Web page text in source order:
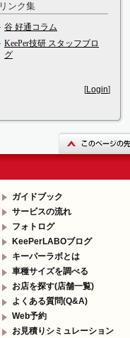
リンク集
谷 好通コラム
KeePer技研 スタッフブロ
グ
[Login]
ガイドブック
サービスの流れ
フォトログ
KeePerLABOブログ
キーパーラボとは
車種サイズを調べる
お店を探す(店舗一覧)
よくある質問(Q&A)
Web予約
お見積りシミュレーション